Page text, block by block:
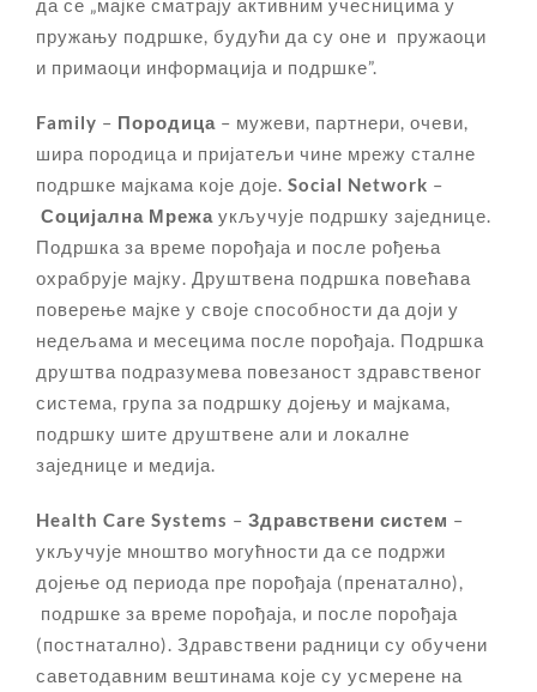
да се „мајке сматрају активним учесницима у
пружању подршке, будући да су оне и пружаоци
и примаоци информација и подршке”.
Family – Породица – мужеви, партнери, очеви,
шира породица и пријатељи чине мрежу сталне
подршке мајкама које доје. Social Network –
Социјална Мрежа укључује подршку заједнице.
Подршка за време порођаја и после рођења
охрабрује мајку. Друштвена подршка повећава
поверење мајке у своје способности да доји у
недељама и месецима после порођаја. Подршка
друштва подразумева повезаност здравственог
система, група за подршку дојењу и мајкама,
подршку шите друштвене али и локалне
заједнице и медија.
Health Care Systems – Здравствени систем –
укључује мноштво могућности да се подржи
дојење од периода пре порођаја (пренатално),
подршке за време порођаја, и после порођаја
(постнатално). Здравствени радници су обучени
саветодавним вештинама које су усмерене на